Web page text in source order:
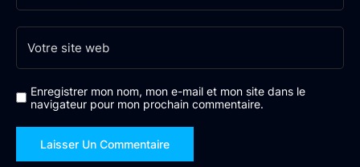
Enregistrer mon nom, mon e-mail et mon site dans le
navigateur pour mon prochain commentaire.